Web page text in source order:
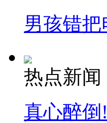
走！跟着总书记去植树
男孩错
热点新闻
真心醉